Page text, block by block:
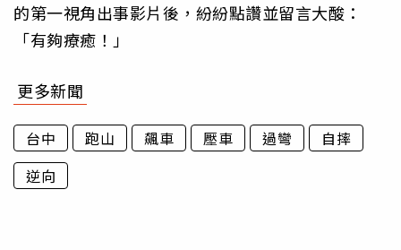
的第一視角出事影片後，紛紛點讚並留言大酸：
「有夠療癒！」
更多新聞
台中 跑山 飆車 壓車 過彎
自摔
逆向